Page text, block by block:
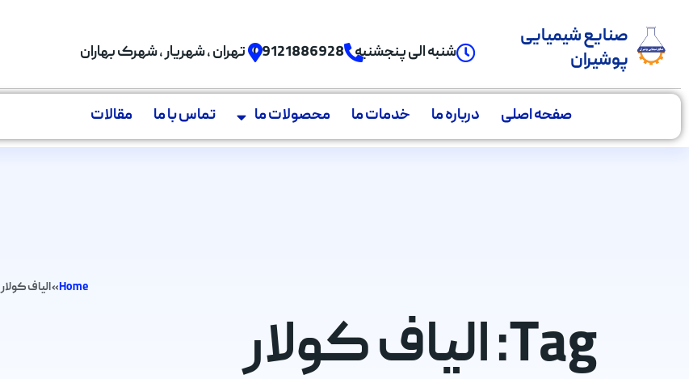
صنایع شیمیایی
پوشیران
شنبه الی پنجشنبه 09121886928 تهران , شهریار , شهرک بهاران
صفحه اصلی درباره ما خدمات ما محصولات ما تماس با ما مقالات
Home
»الیاف کولار
Tag: الیاف کولار